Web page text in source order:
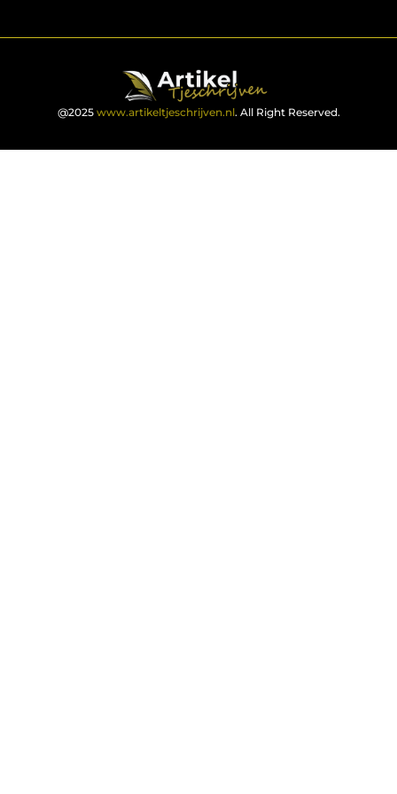
@2025 www.artikeltjeschrijven.nl. All Right Reserved.